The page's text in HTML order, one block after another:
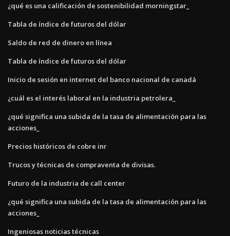
¿qué es una calificación de sostenibilidad morningstar_
Tabla de índice de futuros del dólar
Saldo de red de dinero en línea
Tabla de índice de futuros del dólar
Inicio de sesión en internet del banco nacional de canadá
¿cuál es el interés laboral en la industria petrolera_
¿qué significa una subida de la tasa de alimentación para las
acciones_
Precios históricos de cobre inr
Trucos y técnicas de compraventa de divisas.
Futuro de la industria de call center
¿qué significa una subida de la tasa de alimentación para las
acciones_
Ingeniosas noticias técnicas